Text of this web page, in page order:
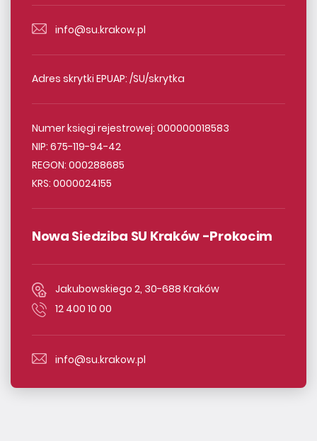
info@su.krakow.pl
Adres skrytki EPUAP: /SU/skrytka
Numer księgi rejestrowej: 000000018583
NIP: 675-119-94-42
REGON: 000288685
KRS: 0000024155
Nowa Siedziba SU Kraków -Prokocim
Jakubowskiego 2, 30-688 Kraków
12 400 10 00
info@su.krakow.pl